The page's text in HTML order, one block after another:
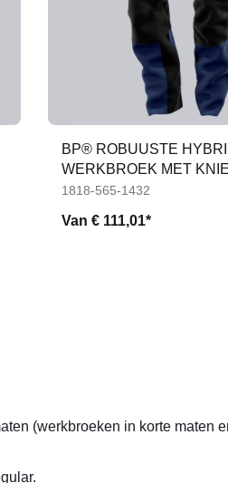
BP® ROBUUSTE
WERKBROEK MET
1818-565-1432
Van € 111,01*
(werkbroeken in korte maten